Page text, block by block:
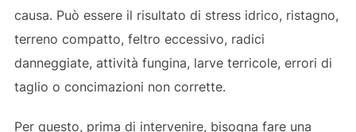
causa. Può essere il risultato di stress idrico, ristagno,
terreno compatto, feltro eccessivo, radici
danneggiate, attività fungina, larve terricole, errori di
taglio o concimazioni non corrette.
Per questo, prima di intervenire, bisogna fare una